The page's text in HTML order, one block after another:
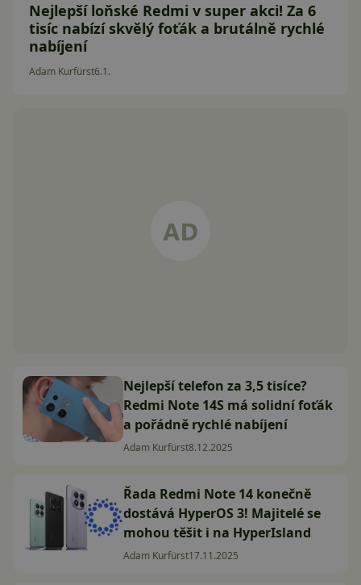
Nejlepší loňské Redmi v super akci! Za 6
tisíc nabízí skvělý foťák a brutálně rychlé
nabíjení
Adam Kurfürst6.1.
Nejlepší telefon za 3,5 tisíce?
Redmi Note 14S má solidní foťák
a pořádně rychlé nabíjení
Adam Kurfürst8.12.2025
Řada Redmi Note 14 konečně
dostává HyperOS 3! Majitelé se
mohou těšit i na HyperIsland
Adam Kurfürst17.11.2025